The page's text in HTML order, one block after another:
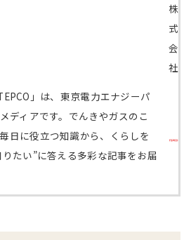
株
式
会
社
」は、東京電力エナジーパ
ディアです。でんきやガスのこ
日に役立つ知識から、くらしを
たい”に答える多彩な記事をお届